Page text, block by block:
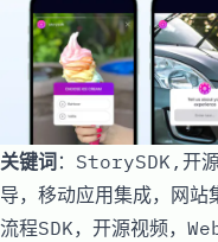
关键词：StorySDK,开
导，移动应用集成，网站
流程SDK，开源视频，